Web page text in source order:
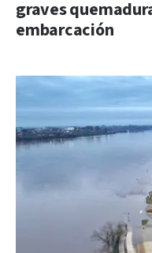
graves
embarcación